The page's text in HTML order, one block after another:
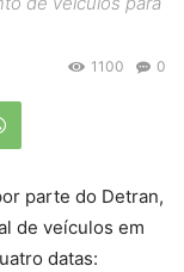
0
1100
parte do Detran,
de veículos em
datas: